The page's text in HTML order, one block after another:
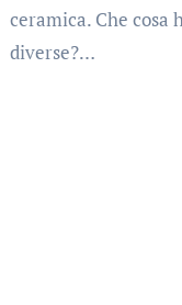
ceramica. Che cosa
diverse?…